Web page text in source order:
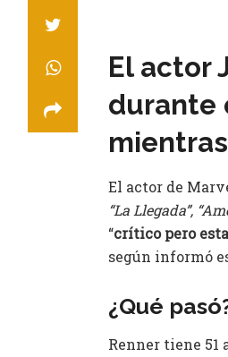
El actor
durante
El actor de
“La Llegada”,
“crítico pero
según informó
¿Qué
Renner tiene 51